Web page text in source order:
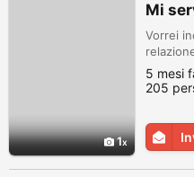
1
Mi
Vorrei
5 mesi
205